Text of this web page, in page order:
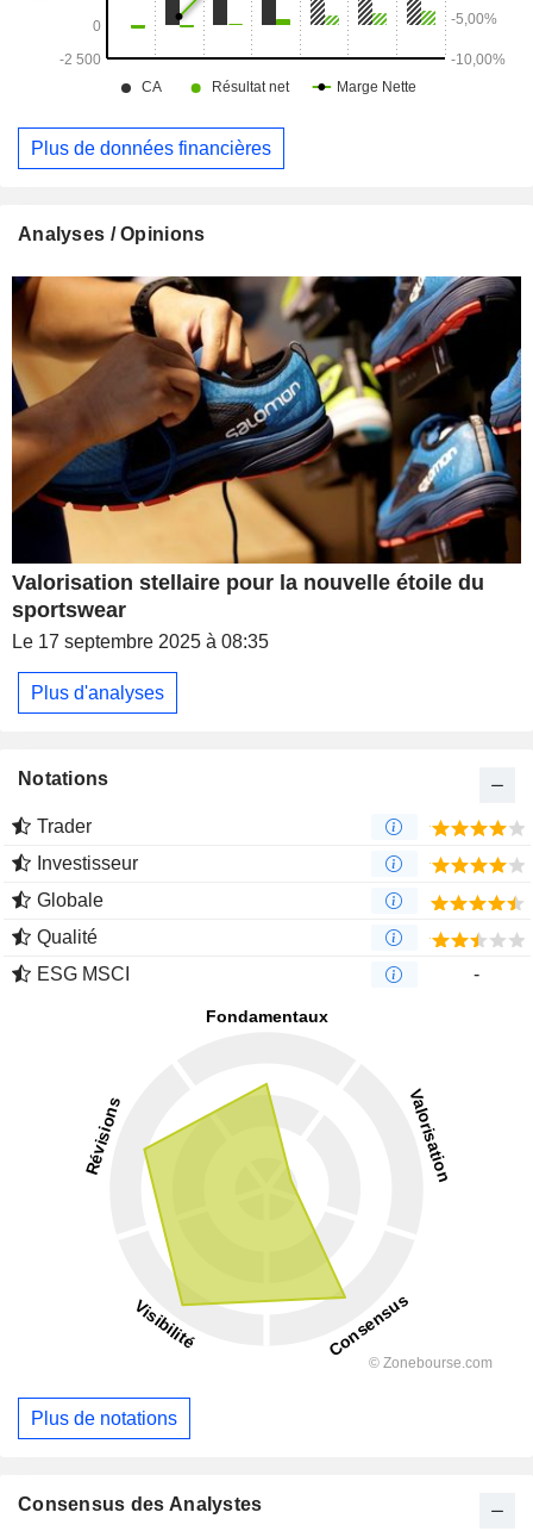
Plus de données financières
Analyses / Opinions
Valorisation stellaire pour la nouvelle étoile du
sportswear
Le 17 septembre 2025 à 08:35
Plus d'analyses
Notations
Trader
Investisseur
Globale
Qualité
ESG MSCI
-
Plus de notations
Consensus des Analystes